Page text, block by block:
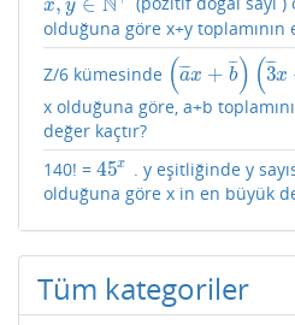
x y
x,y ∈ N+
olduğuna göre x+y toplamının
Z/6 kümesinde (a
¯¯
¯x + b
¯¯) (3
¯¯
¯
x
(a¯x+ b¯ )(3¯ x +2¯ )
x olduğuna göre, a+b
değer kaçtır?
140! = 45x
45x . y eşitliğinde y
olduğuna göre x in en büyük
Tüm kategoriler